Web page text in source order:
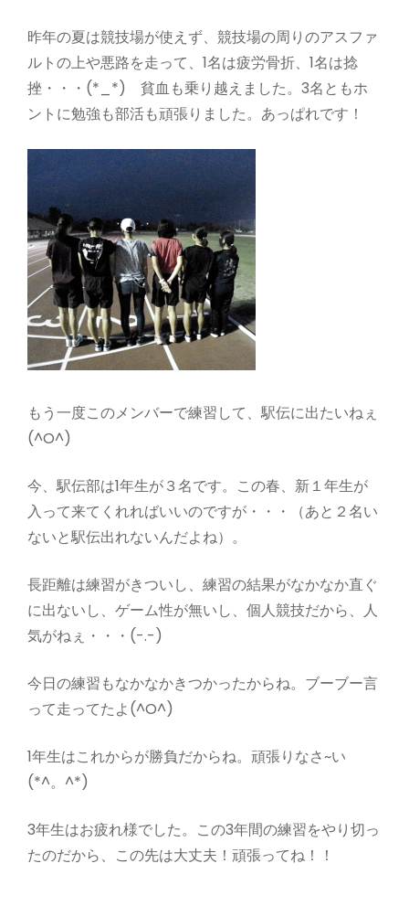
昨年の夏は競技場が使えず、競技場の周りのアスファ
ルトの上や悪路を走って、1名は疲労骨折、1名は捻
挫・・・(*_*) 貧血も乗り越えました。3名ともホ
ントに勉強も部活も頑張りました。あっぱれです！
もう一度このメンバーで練習して、駅伝に出たいねぇ
(^O^)
今、駅伝部は1年生が３名です。この春、新１年生が
入って来てくれればいいのですが・・・（あと２名い
ないと駅伝出れないんだよね）。
長距離は練習がきついし、練習の結果がなかなか直ぐ
に出ないし、ゲーム性が無いし、個人競技だから、人
気がねぇ・・・(-.-)
今日の練習もなかなかきつかったからね。ブーブー言
って走ってたよ(^O^)
1年生はこれからが勝負だからね。頑張りなさ~い
(*^。^*)
3年生はお疲れ様でした。この3年間の練習をやり切っ
たのだから、この先は大丈夫！頑張ってね！！